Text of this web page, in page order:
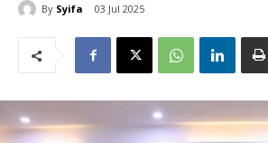
By Syifa 03 Jul 2025